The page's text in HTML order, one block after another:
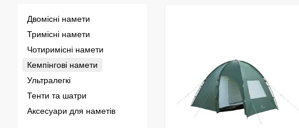
Двомісні намети
Тримісні намети
Чотиримісні намети
Кемпінгові намети
Ультралегкі
Тенти та шатри
Аксесуари для наметів